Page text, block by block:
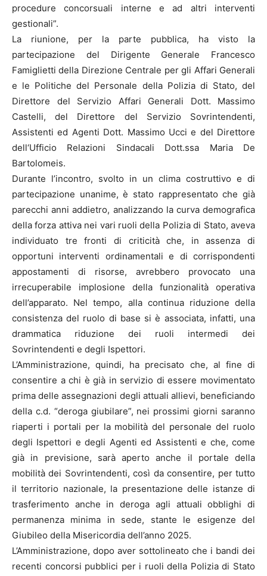
procedure concorsuali interne e ad altri interventi
gestionali”.
La riunione, per la parte pubblica, ha visto la
partecipazione del Dirigente Generale Francesco
Famiglietti della Direzione Centrale per gli Affari Generali
e le Politiche del Personale della Polizia di Stato, del
Direttore del Servizio Affari Generali Dott. Massimo
Castelli, del Direttore del Servizio Sovrintendenti,
Assistenti ed Agenti Dott. Massimo Ucci e del Direttore
dell‘Ufficio Relazioni Sindacali Dott.ssa Maria De
Bartolomeis.
Durante l’incontro, svolto in un clima costruttivo e di
partecipazione unanime, è stato rappresentato che già
parecchi anni addietro, analizzando la curva demografica
della forza attiva nei vari ruoli della Polizia di Stato, aveva
individuato tre fronti di criticità che, in assenza di
opportuni interventi ordinamentali e di corrispondenti
appostamenti di risorse, avrebbero provocato una
irrecuperabile implosione della funzionalità operativa
dell’apparato. Nel tempo, alla continua riduzione della
consistenza del ruolo di base si è associata, infatti, una
drammatica riduzione dei ruoli intermedi dei
Sovrintendenti e degli Ispettori.
L’Amministrazione, quindi, ha precisato che, al fine di
consentire a chi è già in servizio di essere movimentato
prima delle assegnazioni degli attuali allievi, beneficiando
della c.d. “deroga giubilare”, nei prossimi giorni saranno
riaperti i portali per la mobilità del personale del ruolo
degli Ispettori e degli Agenti ed Assistenti e che, come
già in previsione, sarà aperto anche il portale della
mobilità dei Sovrintendenti, così da consentire, per tutto
il territorio nazionale, la presentazione delle istanze di
trasferimento anche in deroga agli attuali obblighi di
permanenza minima in sede, stante le esigenze del
Giubileo della Misericordia dell’anno 2025.
L’Amministrazione, dopo aver sottolineato che i bandi dei
recenti concorsi pubblici per i ruoli della Polizia di Stato